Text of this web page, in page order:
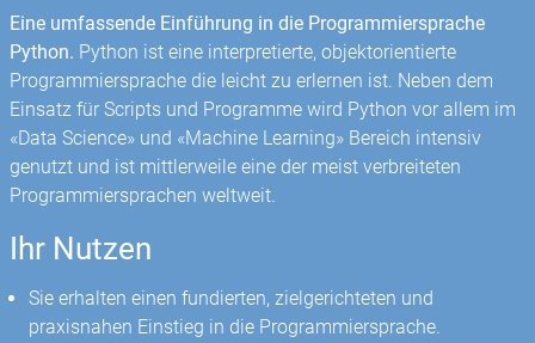
Eine umfassende Einführung in die Programmiersprache
Python. Python ist eine interpretierte, objektorientierte
Programmiersprache die leicht zu erlernen ist. Neben dem
Einsatz für Scripts und Programme wird Python vor allem im
«Data Science» und «Machine Learning» Bereich intensiv
genutzt und ist mittlerweile eine der meist verbreiteten
Programmiersprachen weltweit.
Ihr Nutzen
Sie erhalten einen fundierten, zielgerichteten und
praxisnahen Einstieg in die Programmiersprache.